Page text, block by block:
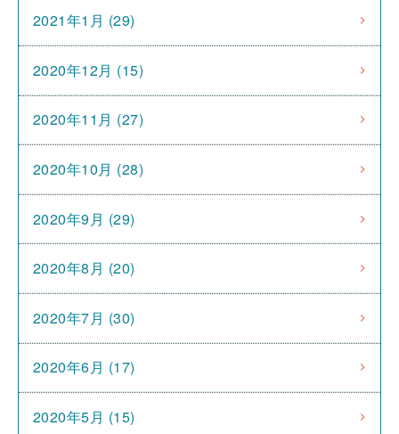
2021年1月 (29)
2020年12月 (15)
2020年11月 (27)
2020年10月 (28)
2020年9月 (29)
2020年8月 (20)
2020年7月 (30)
2020年6月 (17)
2020年5月 (15)